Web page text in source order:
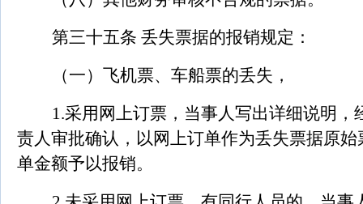
第三十五条 丢失票据的报销规定：
（一）飞机票、车船票的丢失，
1.采用网上订票，当事人写出详细说明，
责人审批确认，以网上订单作为丢失票据原
单金额予以报销。